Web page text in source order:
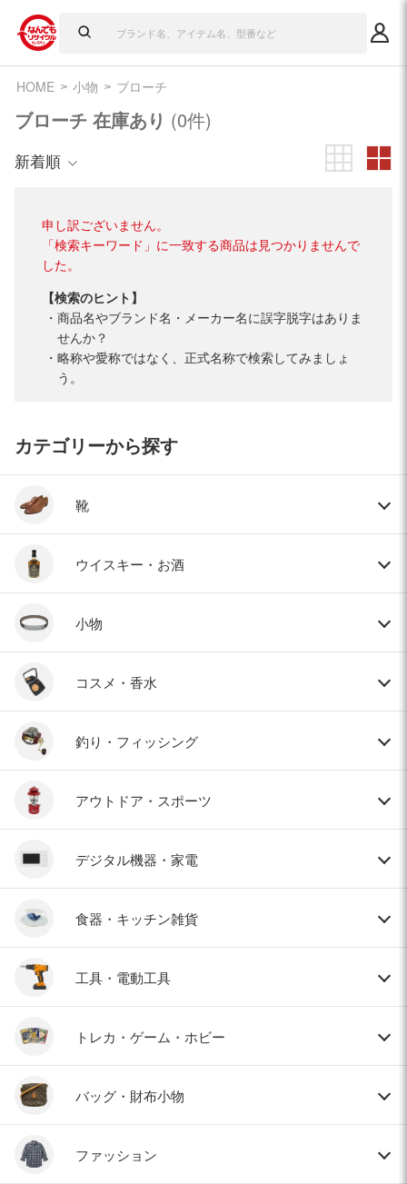
HOME 小物 ブローチ
ブローチ 在庫あり (0件)
新着順
申し訳ございません。
「検索キーワード」に一致する商品は見つかりませんで
した。
【検索のヒント】
商品名やブランド名・メーカー名に誤字脱字はありま
せんか？
略称や愛称ではなく、正式名称で検索してみましょ
う。
カテゴリーから探す
靴
ウイスキー・お酒
小物
コスメ・香水
釣り・フィッシング
アウトドア・スポーツ
デジタル機器・家電
食器・キッチン雑貨
工具・電動工具
トレカ・ゲーム・ホビー
バッグ・財布小物
ファッション